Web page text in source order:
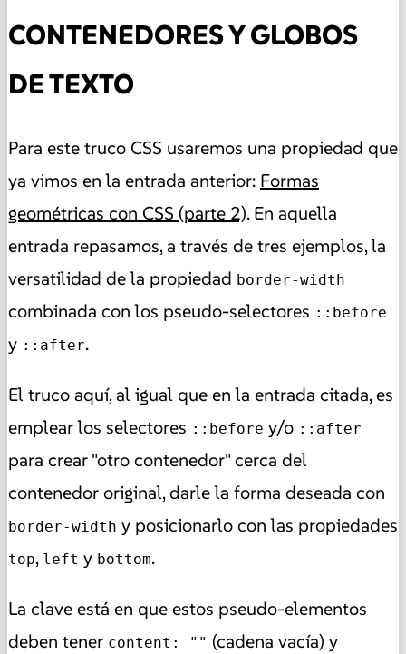
CONTENEDORES Y GLOBOS
DE TEXTO
Para este truco CSS usaremos una propiedad que
ya vimos en la entrada anterior: Formas
geométricas con CSS (parte 2). En aquella
entrada repasamos, a través de tres ejemplos, la
versatilidad de la propiedad border-width
combinada con los pseudo-selectores ::before
y ::after.
El truco aquí, al igual que en la entrada citada, es
emplear los selectores ::before y/o ::after
para crear "otro contenedor"cerca del
contenedor original, darle la forma deseada con
border-width y posicionarlo con las propiedades
top, left y bottom.
La clave está en que estos pseudo-elementos
deben tener content: "" (cadena vacía) y